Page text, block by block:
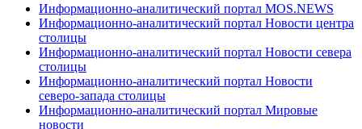
Информационно-аналитический портал MOS.NEWS
Информационно-аналитический портал Новости центра
столицы
Информационно-аналитический портал Новости севера
столицы
Информационно-аналитический портал Новости
северо-запада столицы
Информационно-аналитический портал Мировые
новости